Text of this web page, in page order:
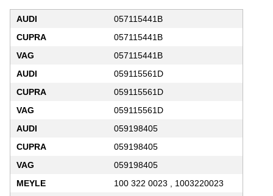
AUDI
057115441B
CUPRA
057115441B
VAG
057115441B
AUDI
059115561D
CUPRA
059115561D
VAG
059115561D
AUDI
059198405
CUPRA
059198405
VAG
059198405
MEYLE
100 322 0023 , 1003220023